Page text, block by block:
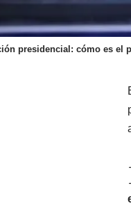
presidencial: cómo es el